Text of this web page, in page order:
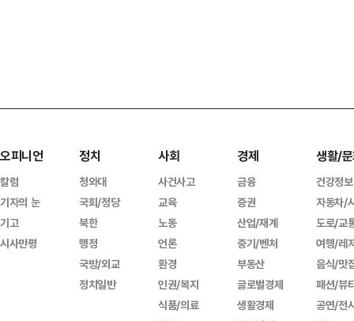
오피니언
칼럼
기자의 눈
기고
시사만평
정치
청와대
국회/정당
북한
행정
국방/외교
정치일반
사회
사건사고
교육
노동
언론
환경
인권/복지
식품/의료
경제
금융
증권
산업/재계
중기/벤처
부동산
글로벌경제
생활경제
생활/
건강정보
자동차/
도로/교
여행/레
음식/맛
패션/뷰
공연/전